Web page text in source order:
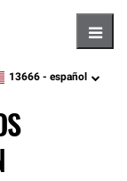
language
13666 - español